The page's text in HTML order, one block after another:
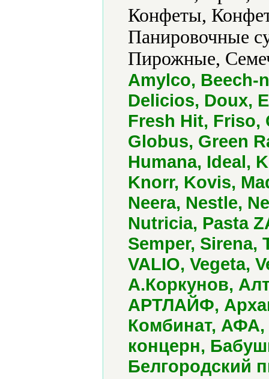
Конфеты,
Панировочные
Пирожные,
Amylco, Beech-
Delicios, Doux,
Fresh Hit, Friso,
Globus, Green
Humana, Ideal,
Knorr, Kovis,
Neera, Nestle,
Nutricia, Pasta
Semper, Sirena,
VALIO, Vegeta,
А.Коркунов,
АРТЛАЙФ,
Комбинат, АФА,
концерн,
Белгородский